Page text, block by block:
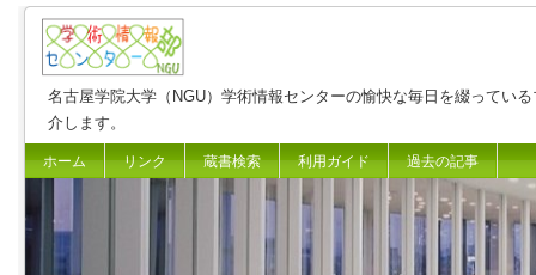
名古屋学院大学（NGU）学術情報センターの愉快な毎日を綴ってい
介します。
ホーム リンク 蔵書検索 利用ガイド 過去の記事